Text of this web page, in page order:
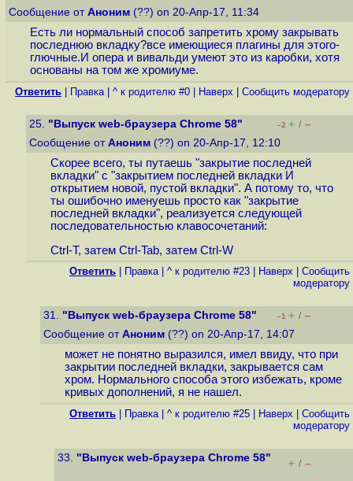
Сообщение от Аноним (??) on 20-Апр-17, 11:34
Есть ли нормальный способ запретить хрому закрывать
последнюю вкладку?все имеющиеся плагины для этого-
глючные.И опера и вивальди умеют это из каробки, хотя
основаны на том же хромиуме.
Ответить Правка| ^ к родителю #0 Наверх Cообщить модератору
25. "Выпуск web-браузера Chrome 58" –2 + / –
Сообщение от Аноним (??) on 20-Апр-17, 12:10
Скорее всего, ты путаешь "закрытие последней
вкладки" с "закрытием последней вкладки И
открытием новой, пустой вкладки". А потому то, что
ты ошибочно именуешь просто как "закрытие
последней вкладки", реализуется следующей
последовательностью клавосочетаний:
Ctrl-T, затем Ctrl-Tab, затем Ctrl-W
Ответить Правка| ^ к родителю #23 Наверх
Cообщить
модератору
31. "Выпуск web-браузера Chrome 58" –1 + / –
Сообщение от Аноним (??) on 20-Апр-17, 14:07
может не понятно выразился, имел ввиду, что при
закрытии последней вкладки, закрывается сам
хром. Нормального способа этого избежать, кроме
кривых дополнений, я не нашел.
Ответить Правка| ^ к родителю #25 Наверх
Cообщить
модератору
33. "Выпуск web-браузера Chrome 58" + / –